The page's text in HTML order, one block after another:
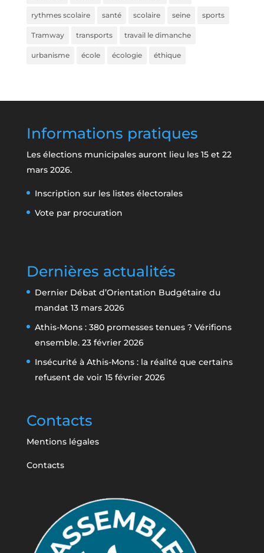
rythmes scolaire santé scolaire seine sports
Tramway transports travail le dimanche
urbanisme école écologie éthique
Informations pratiques
Les élections municipales auront lieu les 15 et 22
mars 2026.
Inscription sur les listes électorales
Vote par procuration
Dernières actualités
Dernier Débat d’Orientation Budgétaire du
mandat 13 mars 2026
Athis-Mons : 380 promesses tenues ? Vérifions
ensemble. 23 février 2026
Insécurité à Athis-Mons : la réalité que certains
refusent de voir 15 février 2026
Contacts
Mentions légales
Contacts